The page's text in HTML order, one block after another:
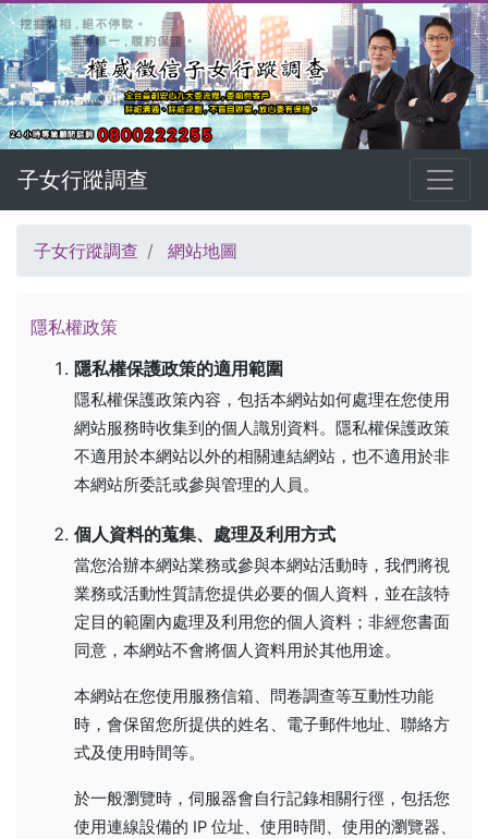
子女行蹤調查
子女行蹤調查 網站地圖
隱私權政策
隱私權保護政策的適用範圍
隱私權保護政策內容，包括本網站如何處理在您使用
網站服務時收集到的個人識別資料。隱私權保護政策
不適用於本網站以外的相關連結網站，也不適用於非
本網站所委託或參與管理的人員。
個人資料的蒐集、處理及利用方式
當您洽辦本網站業務或參與本網站活動時，我們將視
業務或活動性質請您提供必要的個人資料，並在該特
定目的範圍內處理及利用您的個人資料；非經您書面
同意，本網站不會將個人資料用於其他用途。
本網站在您使用服務信箱、問卷調查等互動性功能
時，會保留您所提供的姓名、電子郵件地址、聯絡方
式及使用時間等。
於一般瀏覽時，伺服器會自行記錄相關行徑，包括您
使用連線設備的 IP 位址、使用時間、使用的瀏覽器、